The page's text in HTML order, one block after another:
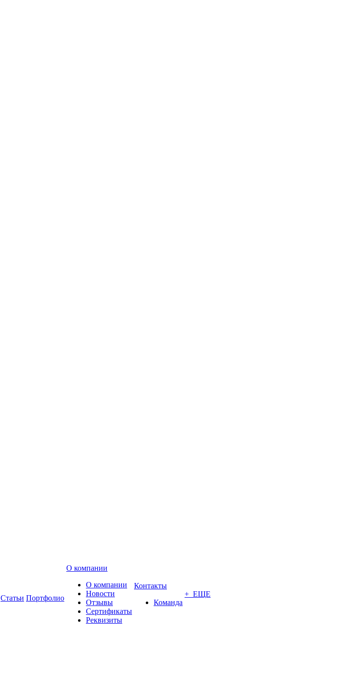
Статьи Портфолио
О компании
О компании
Новости
Отзывы
Сертификаты
Реквизиты
Контакты
Команда
+ ЕЩЕ